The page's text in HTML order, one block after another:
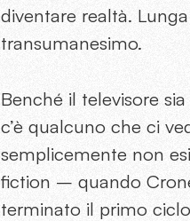
diventare realtà.
transumanesimo.
Benché il televisore
c’è qualcuno che ci
semplicemente non
fiction – quando
terminato il primo